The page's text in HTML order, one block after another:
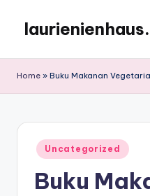
content
Home » Buku Makanan
Posted
in
Uncategorized
Buku